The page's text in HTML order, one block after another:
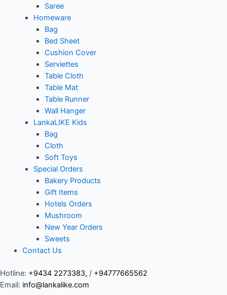
Saree
Homeware
Bag
Bed Sheet
Cushion Cover
Serviettes
Table Cloth
Table Mat
Table Runner
Wall Hanger
LankaLIKE Kids
Bag
Cloth
Soft Toys
Special Orders
Bakery Products
Gift Items
Hotels Orders
Mushroom
New Year Orders
Sweets
Contact Us
Hotline: +9434 2273383, / +94777665562
Email: info@lankalike.com